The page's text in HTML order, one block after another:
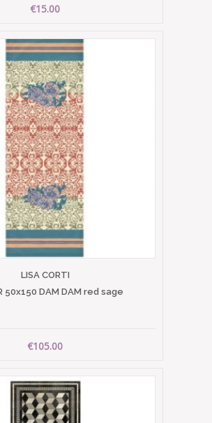
€15.00
LISA CORTI
50x150 DAM DAM red sage
€105.00